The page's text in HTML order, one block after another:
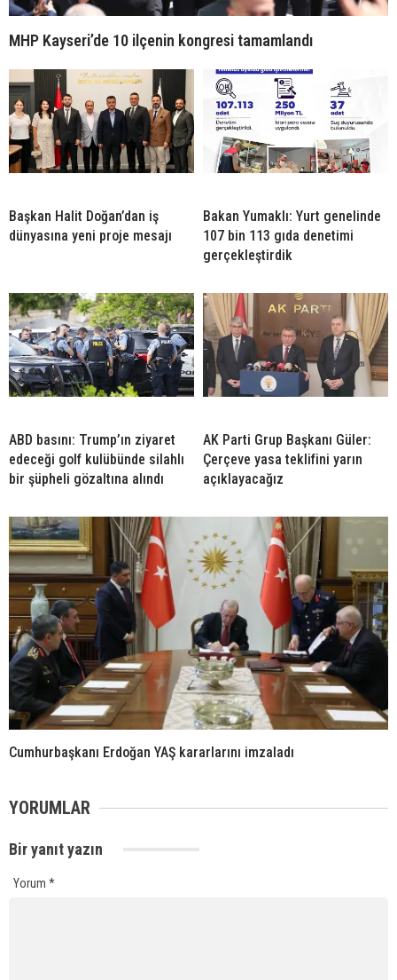
MHP Kayseri’de 10 ilçenin kongresi tamamlandı
Başkan Halit Doğan’dan iş
dünyasına yeni proje mesajı
Bakan Yumaklı: Yurt genelinde
107 bin 113 gıda denetimi
gerçekleştirdik
ABD basını: Trump’ın ziyaret
edeceği golf kulübünde silahlı
bir şüpheli gözaltına alındı
AK Parti Grup Başkanı Güler:
Çerçeve yasa teklifini yarın
açıklayacağız
Cumhurbaşkanı Erdoğan YAŞ kararlarını imzaladı
YORUMLAR
Bir yanıt yazın
Yorum *